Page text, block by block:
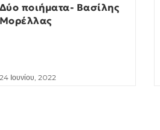
Δύο ποιήματα- Βασίλης
Μορέλλας
24 Ιουνίου, 2022